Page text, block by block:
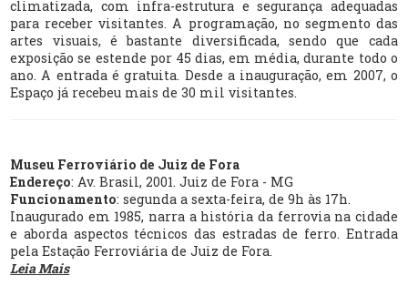
climatizada, com infra-estrutura e segurança adequadas
para receber visitantes. A programação, no segmento das
artes visuais, é bastante diversificada, sendo que cada
exposição se estende por 45 dias, em média, durante todo o
ano. A entrada é gratuita. Desde a inauguração, em 2007, o
Espaço já recebeu mais de 30 mil visitantes.
Museu Ferroviário de Juiz de Fora
Endereço: Av. Brasil, 2001. Juiz de Fora - MG
Funcionamento: segunda a sexta-feira, de 9h às 17h.
Inaugurado em 1985, narra a história da ferrovia na cidade
e aborda aspectos técnicos das estradas de ferro. Entrada
pela Estação Ferroviária de Juiz de Fora.
Leia Mais